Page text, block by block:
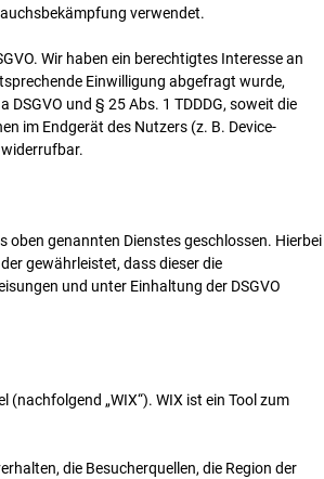
verwendet.
Wir haben ein berechtigtes Interesse an
Einwilligung abgefragt wurde,
und § 25 Abs. 1 TDDDG, soweit die
im Endgerät des Nutzers (z. B. Device-
genannten Dienstes geschlossen. Hierbei
gewährleistet, dass dieser die
und unter Einhaltung der DSGVO
(nachfolgend „WIX“). WIX ist ein Tool zum
die Besucherquellen, die Region der